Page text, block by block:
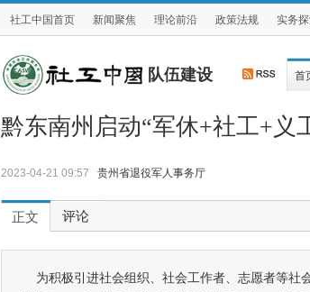
社工中国首页 新闻聚焦 理论前沿 政策法规 实务
队伍建设 首
黔东南州启动“军休+社工+义
2023-04-21 09:57 贵州省退役军人事务厅
正文 评论
为积极引进社会组织、社会工作者、志愿者等